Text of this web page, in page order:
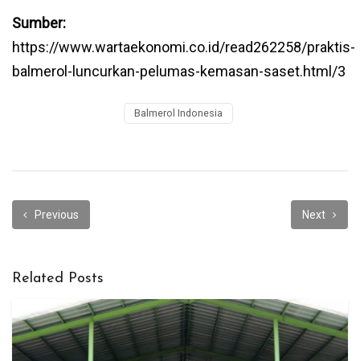
Sumber:
https://www.wartaekonomi.co.id/read262258/praktis-
balmerol-luncurkan-pelumas-kemasan-saset.html/3
Balmerol Indonesia
Previous Next
Related Posts